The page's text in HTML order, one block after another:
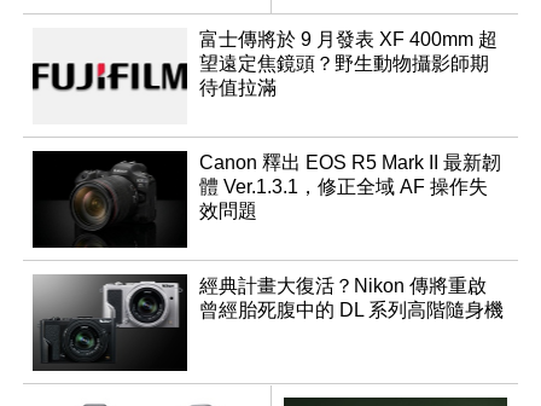
成員？
富士傳將於 9 月發表 XF 400mm 超
望遠定焦鏡頭？野生動物攝影師期
待值拉滿
Canon 釋出 EOS R5 Mark II 最新韌
體 Ver.1.3.1，修正全域 AF 操作失
效問題
經典計畫大復活？Nikon 傳將重啟
曾經胎死腹中的 DL 系列高階隨身機